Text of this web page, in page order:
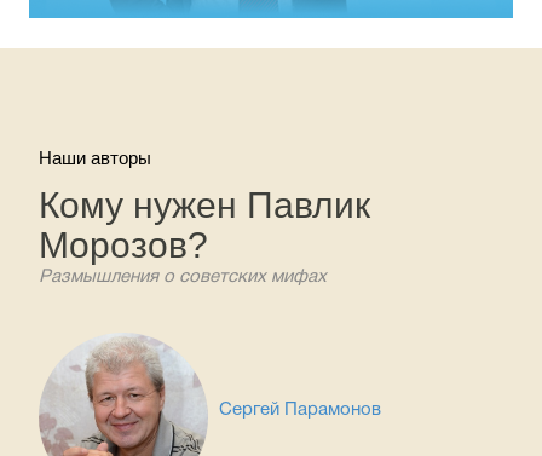
Наши авторы
Кому нужен Павлик
Морозов?
Размышления о советских мифах
Сергей Парамонов